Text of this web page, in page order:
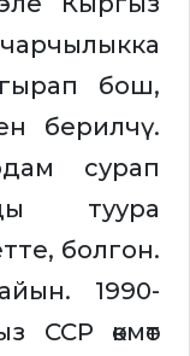
бош,
берилчү.
сурап
туура
болгон.
1990-
ССР өкмөт